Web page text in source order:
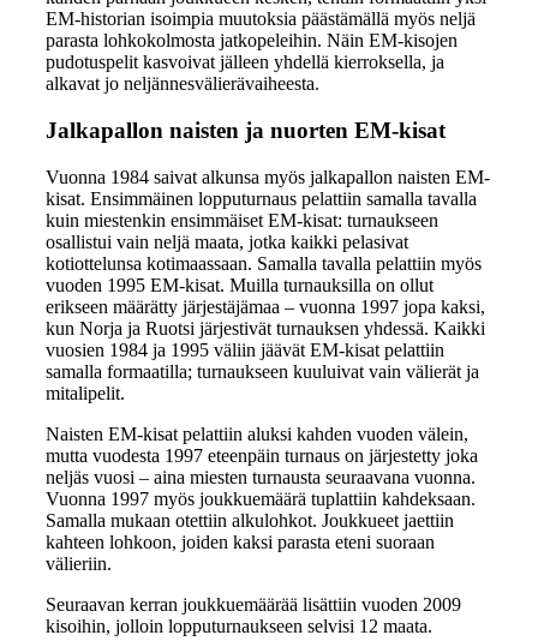
EM-historian isoimpia muutoksia päästämällä myös neljä
parasta lohkokolmosta jatkopeleihin. Näin EM-kisojen
pudotuspelit kasvoivat jälleen yhdellä kierroksella, ja
alkavat jo neljännesvälierävaiheesta.
Jalkapallon naisten ja nuorten EM-kisat
Vuonna 1984 saivat alkunsa myös jalkapallon naisten EM-
kisat. Ensimmäinen lopputurnaus pelattiin samalla tavalla
kuin miestenkin ensimmäiset EM-kisat: turnaukseen
osallistui vain neljä maata, jotka kaikki pelasivat
kotiottelunsa kotimaassaan. Samalla tavalla pelattiin myös
vuoden 1995 EM-kisat. Muilla turnauksilla on ollut
erikseen määrätty järjestäjämaa – vuonna 1997 jopa kaksi,
kun Norja ja Ruotsi järjestivät turnauksen yhdessä. Kaikki
vuosien 1984 ja 1995 väliin jäävät EM-kisat pelattiin
samalla formaatilla; turnaukseen kuuluivat vain välierät ja
mitalipelit.
Naisten EM-kisat pelattiin aluksi kahden vuoden välein,
mutta vuodesta 1997 eteenpäin turnaus on järjestetty joka
neljäs vuosi – aina miesten turnausta seuraavana vuonna.
Vuonna 1997 myös joukkuemäärä tuplattiin kahdeksaan.
Samalla mukaan otettiin alkulohkot. Joukkueet jaettiin
kahteen lohkoon, joiden kaksi parasta eteni suoraan
välieriin.
Seuraavan kerran joukkuemäärää lisättiin vuoden 2009
kisoihin, jolloin lopputurnaukseen selvisi 12 maata.